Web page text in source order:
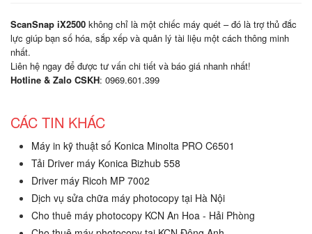
ScanSnap iX2500 không chỉ là một chiếc máy quét – đó là trợ thủ đắc
lực giúp bạn số hóa, sắp xếp và quản lý tài liệu một cách thông minh
nhất.
Liên hệ ngay để được tư vấn chi tiết và báo giá nhanh nhất!
Hotline & Zalo CSKH: 0969.601.399
CÁC TIN KHÁC
Máy in kỹ thuật số Konica Minolta PRO C6501
Tải Driver máy Konica Bizhub 558
Driver máy Ricoh MP 7002
Dịch vụ sửa chữa máy photocopy tại Hà Nội
Cho thuê máy photocopy KCN An Hoa - Hải Phòng